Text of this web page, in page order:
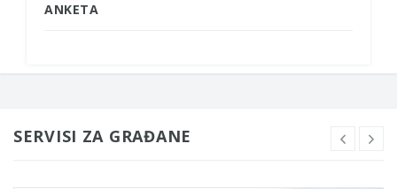
ANKETA
SERVISI ZA GRAĐANE